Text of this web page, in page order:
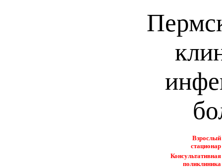
Взрослый
стационар
Консультативная
поликлиника